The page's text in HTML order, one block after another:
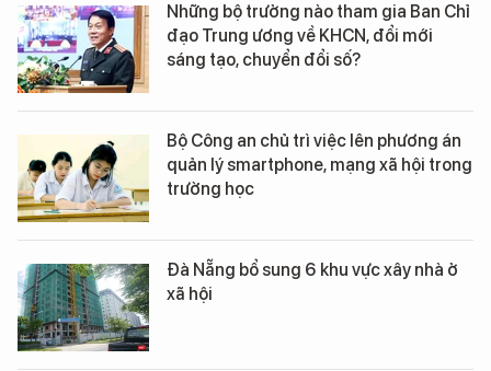
Những bộ trưởng nào tham gia Ban Chỉ
đạo Trung ương về KHCN, đổi mới
sáng tạo, chuyển đổi số?
Bộ Công an chủ trì việc lên phương án
quản lý smartphone, mạng xã hội trong
trường học
Đà Nẵng bổ sung 6 khu vực xây nhà ở
xã hội